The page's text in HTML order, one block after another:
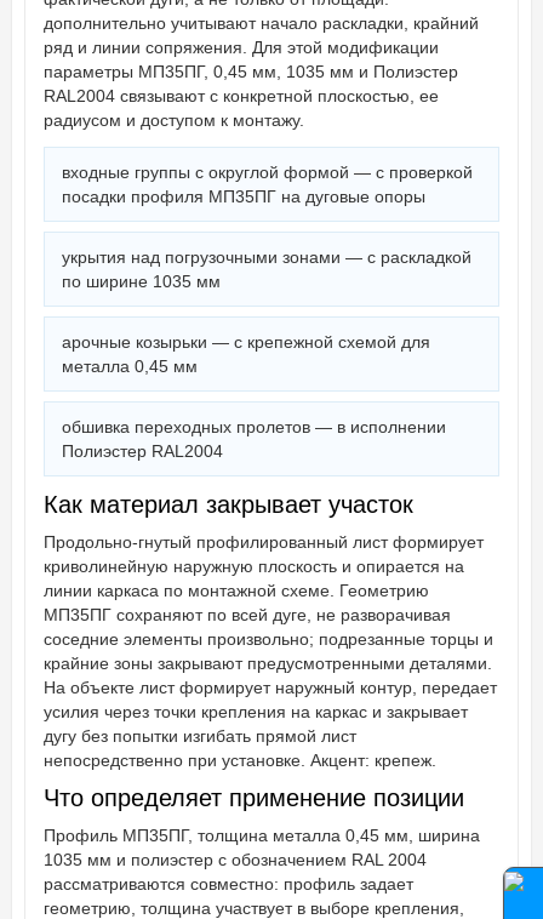
дополнительно учитывают начало раскладки, крайний
ряд и линии сопряжения. Для этой модификации
параметры МП35ПГ, 0,45 мм, 1035 мм и Полиэстер
RAL2004 связывают с конкретной плоскостью, ее
радиусом и доступом к монтажу.
входные группы с округлой формой — с проверкой
посадки профиля МП35ПГ на дуговые опоры
укрытия над погрузочными зонами — с раскладкой
по ширине 1035 мм
арочные козырьки — с крепежной схемой для
металла 0,45 мм
обшивка переходных пролетов — в исполнении
Полиэстер RAL2004
Как материал закрывает участок
Продольно-гнутый профилированный лист формирует
криволинейную наружную плоскость и опирается на
линии каркаса по монтажной схеме. Геометрию
МП35ПГ сохраняют по всей дуге, не разворачивая
соседние элементы произвольно; подрезанные торцы и
крайние зоны закрывают предусмотренными деталями.
На объекте лист формирует наружный контур, передает
усилия через точки крепления на каркас и закрывает
дугу без попытки изгибать прямой лист
непосредственно при установке. Акцент: крепеж.
Что определяет применение позиции
Профиль МП35ПГ, толщина металла 0,45 мм, ширина
1035 мм и полиэстер с обозначением RAL 2004
рассматриваются совместно: профиль задает
геометрию, толщина участвует в выборе крепления,